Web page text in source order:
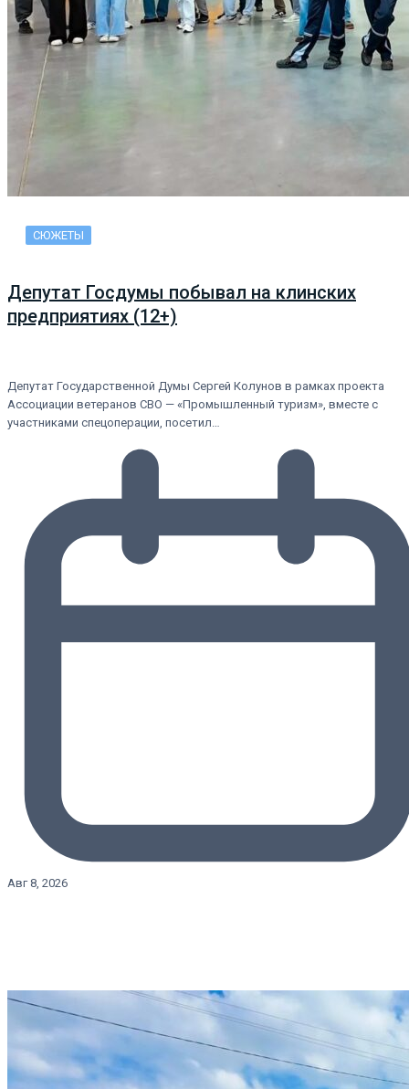
СЮЖЕТЫ
Депутат Госдумы побывал на клинских
предприятиях (12+)
Депутат Государственной Думы Сергей Колунов в рамках проекта
Ассоциации ветеранов СВО — «Промышленный туризм», вместе с
участниками спецоперации, посетил…
Авг 8, 2026